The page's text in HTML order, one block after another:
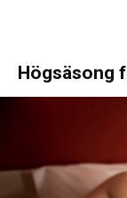
Högsäsong